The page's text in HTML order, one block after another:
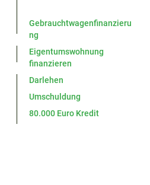
Gebrauchtwagenfinanzieru
ng
Eigentumswohnung
finanzieren
Darlehen
Umschuldung
80.000 Euro Kredit